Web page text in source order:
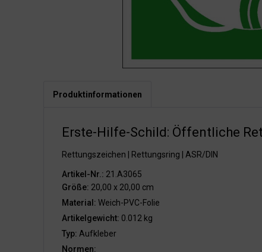
Produktinformationen
Erste-Hilfe-Schild: Öffentliche
Rettungszeichen | Rettungsring | ASR/DIN
Artikel-Nr.: 21.A3065
Größe: 20,00 x 20,00 cm
Material: Weich-PVC-Folie
Artikelgewicht: 0.012 kg
Typ: Aufkleber
Normen: